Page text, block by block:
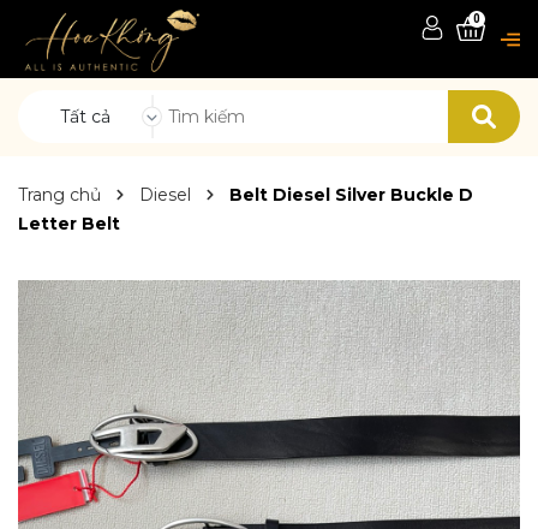
Tất cả
0
Trang chủ Diesel
Belt Diesel Silver Buckle D
Letter Belt